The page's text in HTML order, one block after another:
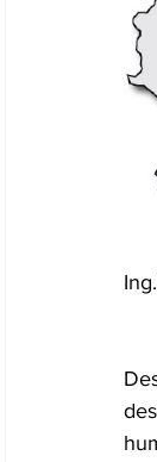
dia mundial